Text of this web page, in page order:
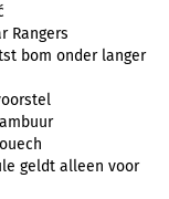
Rangers
bom onder langer
geldt alleen voor